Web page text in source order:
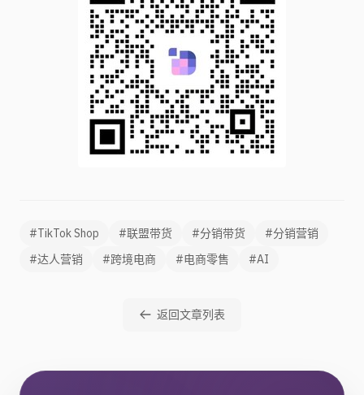
#TikTok Shop #联盟带货 #分销带货
#分销营销
#达人营销
#跨境电商 #电商零售 #AI
返回文章列表